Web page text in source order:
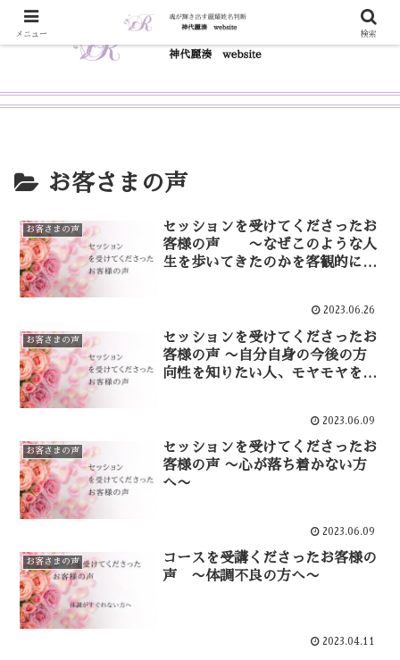
お客さまの声
お客さまの声
セッションを受けてくださったお
客様の声 〜なぜこのような人
生を歩いてきたのかを客観的に知
2023.06.26
お客さまの声
セッションを受けてくださったお
客様の声 〜自分自身の今後の方
向性を知りたい人、モヤモヤを抱
2023.06.09
お客さまの声
セッションを受けてくださったお
客様の声 〜心が落ち着かない方
へ〜
2023.06.09
お客さまの声
コースを受講くださったお客様の
声 〜体調不良の方へ〜
2023.04.11
メニュー 検索